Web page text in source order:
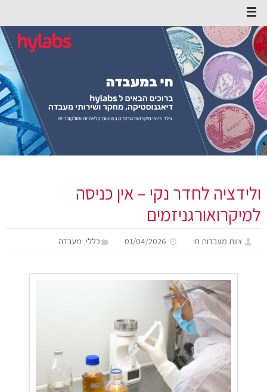
ולידציה לחדר נקי – אין כניסה
למיקרואורגניזמים
צוות מעבדות חי 01/04/2026 כללי, מעבדה